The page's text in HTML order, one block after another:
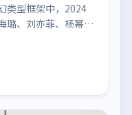
类型框架中，2024
璐、刘亦菲、杨幂的
都市与冷色调摄